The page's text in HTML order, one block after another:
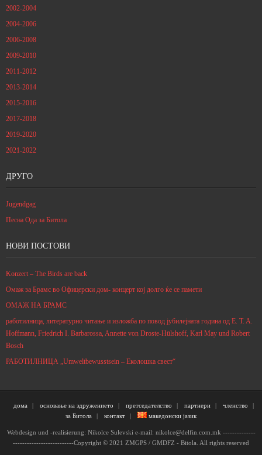
2002-2004
2004-2006
2006-2008
2009-2010
2011-2012
2013-2014
2015-2016
2017-2018
2019-2020
2021-2022
ДРУГО
Jugendgag
Песна Ода за Битола
НОВИ ПОСТОВИ
Konzert – The Birds are back
Омаж за Брамс во Офицерски дом- концерт кој долго ќе се памети
ОМАЖ НА БРАМС
работилница, литературно читање и изложба по повод јубилејната година од E. T. A.
Hoffmann, Friedrich I. Barbarossa, Annette von Droste-Hülshoff, Karl May und Robert
Bosch
РАБОТИЛНИЦА „Umweltbewusstsein – Eколошка свест“
дома основање на здружението претседателство партнери
членство
за Битола
контакт македонски јазик
Webdesign und -realisierung: Nikolce Sulevski e-mail: nikolce@delfin.com.mk --------------
--------------------------Copyright © 2021 ZMGPS / GMDFZ - Bitola. All rights reserved